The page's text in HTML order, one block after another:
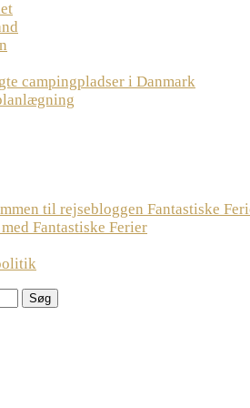
campingpladser i Danmark
til rejsebloggen Fantastiske
Fantastiske Ferier
Søg